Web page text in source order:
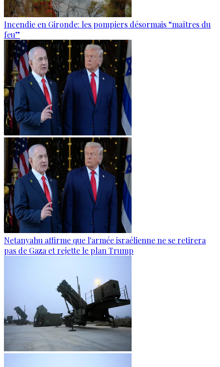
Incendie en Gironde: les pompiers désormais “maîtres du
feu”
Netanyahu affirme que l'armée israélienne ne se retirera
pas de Gaza et rejette le plan Trump